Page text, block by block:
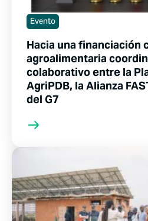
Evento
Hacia una financiación
agroalimentaria
colaborativo entre la
AgriPDB, la Alianza
del G7